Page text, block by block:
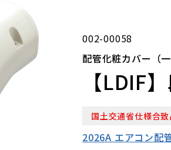
002-00058
配管化粧カバー（一
【LDIF
国土交通省仕様合致
2026A エアコン配